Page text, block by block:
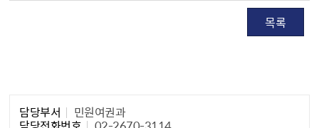
목록
담당부서 민원여권과